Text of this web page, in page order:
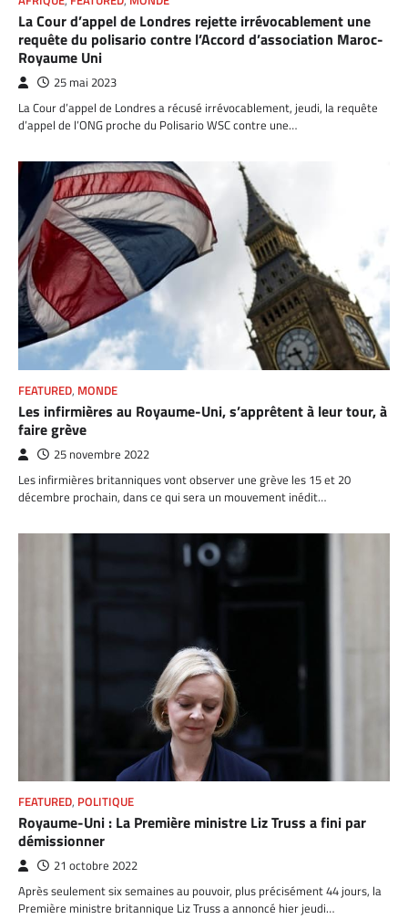
La Cour d’appel de Londres rejette irrévocablement une
requête du polisario contre l’Accord d’association Maroc-
Royaume Uni
25 mai 2023
La Cour d’appel de Londres a récusé irrévocablement, jeudi, la requête
d’appel de l’ONG proche du Polisario WSC contre une…
FEATURED, MONDE
Les infirmières au Royaume-Uni, s’apprêtent à leur tour, à
faire grève
25 novembre 2022
Les infirmières britanniques vont observer une grève les 15 et 20
décembre prochain, dans ce qui sera un mouvement inédit…
FEATURED, POLITIQUE
Royaume-Uni : La Première ministre Liz Truss a fini par
démissionner
21 octobre 2022
Après seulement six semaines au pouvoir, plus précisément 44 jours, la
Première ministre britannique Liz Truss a annoncé hier jeudi…